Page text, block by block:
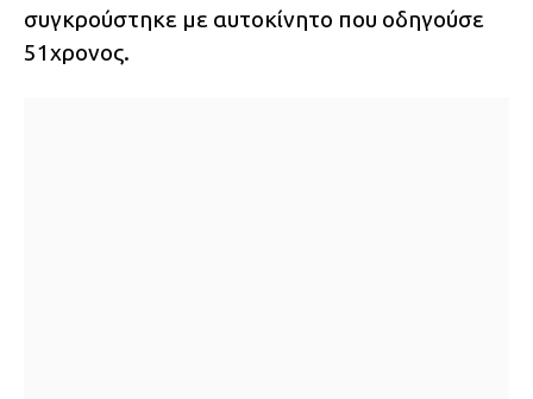
συγκρούστηκε με αυτοκίνητο που οδηγούσε
51χρονος.